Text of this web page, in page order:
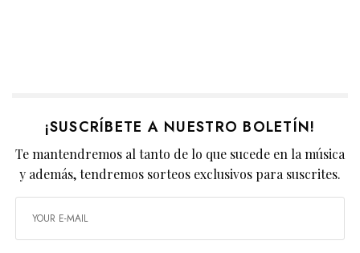
¡SUSCRÍBETE A NUESTRO BOLETÍN!
Te mantendremos al tanto de lo que sucede en la música
y además, tendremos sorteos exclusivos para suscrites.